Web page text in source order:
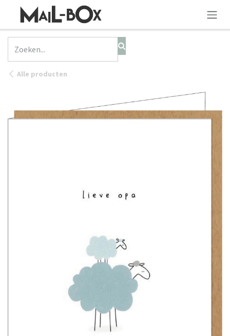
OVERSLAAN NAAR INHOUD
Alle producten